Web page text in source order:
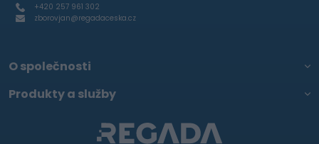
+420 257 961 302
zborovjan@regadaceska.cz
O společnosti
Produkty a služby